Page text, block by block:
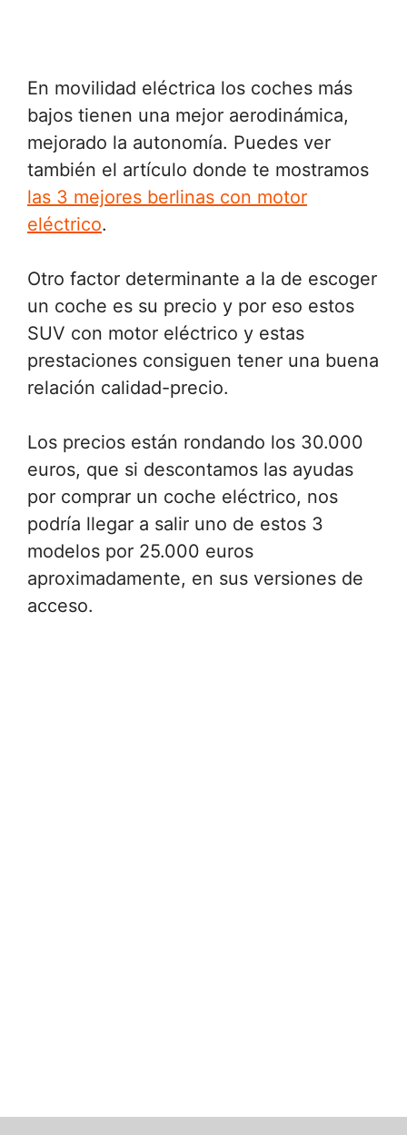
En movilidad eléctrica los coches más
bajos tienen una mejor aerodinámica,
mejorado la autonomía. Puedes ver
también el artículo donde te mostramos
las 3 mejores berlinas con motor
eléctrico.
Otro factor determinante a la de escoger
un coche es su precio y por eso estos
SUV con motor eléctrico y estas
prestaciones consiguen tener una buena
relación calidad-precio.
Los precios están rondando los 30.000
euros, que si descontamos las ayudas
por comprar un coche eléctrico, nos
podría llegar a salir uno de estos 3
modelos por 25.000 euros
aproximadamente, en sus versiones de
acceso.